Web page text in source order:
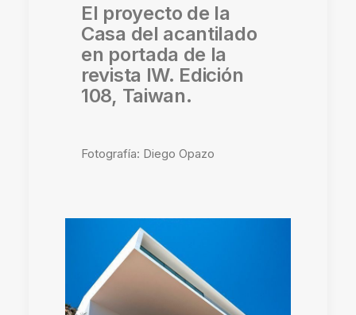
El proyecto de la
Casa del acantilado
en portada de la
revista IW. Edición
108, Taiwan.
Fotografía: Diego Opazo